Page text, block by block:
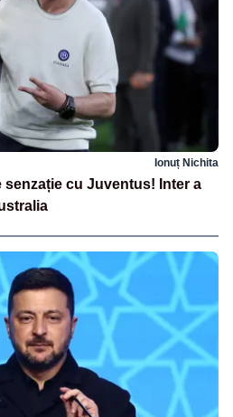
Ionuț Nichita
cu Juventus! Inter a